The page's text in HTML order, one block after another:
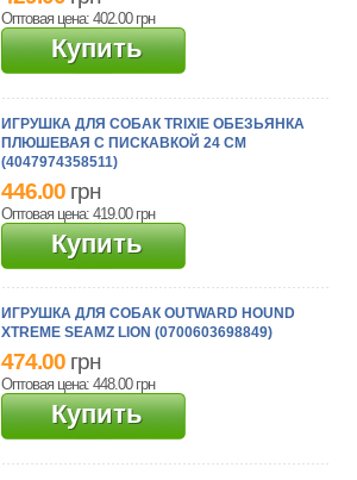
Оптовая цена: 402.00 грн
Купить
ИГРУШКА ДЛЯ СОБАК TRIXIE ОБЕЗЬЯНКА
ПЛЮШЕВАЯ С ПИСКАВКОЙ 24 СМ
(4047974358511)
446.00 грн
Оптовая цена: 419.00 грн
Купить
ИГРУШКА ДЛЯ СОБАК OUTWARD HOUND
XTREME SEAMZ LION (0700603698849)
474.00 грн
Оптовая цена: 448.00 грн
Купить